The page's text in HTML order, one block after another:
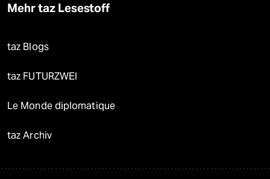
Mehr taz Lesestoff
taz Blogs
taz FUTURZWEI
Le Monde diplomatique
taz Archiv